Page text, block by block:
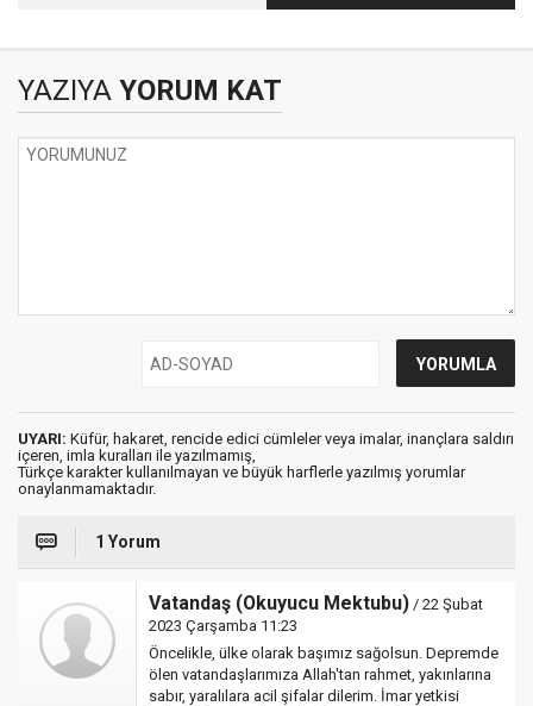
MUCİZEVİ GECE
YAZIYA YORUM KAT
UYARI: Küfür, hakaret, rencide edici cümleler veya imalar, inançlara saldırı
içeren, imla kuralları ile yazılmamış,
Türkçe karakter kullanılmayan ve büyük harflerle yazılmış yorumlar
onaylanmamaktadır.
1 Yorum
Vatandaş (Okuyucu Mektubu) / 22 Şubat
2023 Çarşamba 11:23
Öncelikle, ülke olarak başımız sağolsun. Depremde
ölen vatandaşlarımıza Allah'tan rahmet, yakınlarına
sabır, yaralılara acil şifalar dilerim. İmar yetkisi